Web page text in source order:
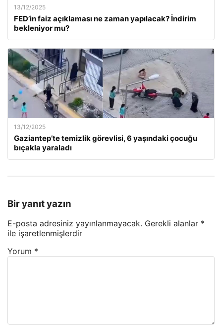
13/12/2025
FED’in faiz açıklaması ne zaman yapılacak? İndirim
bekleniyor mu?
13/12/2025
Gaziantep’te temizlik görevlisi, 6 yaşındaki çocuğu
bıçakla yaraladı
Bir yanıt yazın
E-posta adresiniz yayınlanmayacak. Gerekli alanlar *
ile işaretlenmişlerdir
Yorum *